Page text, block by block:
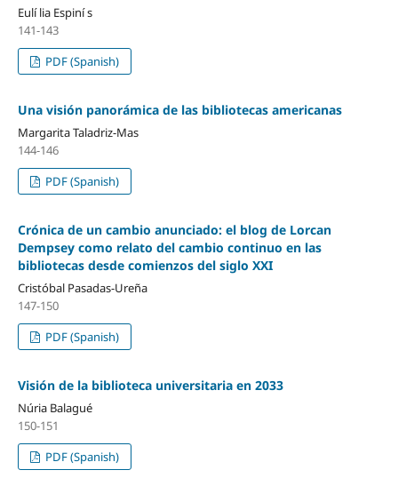
Eulí lia Espiní s
141-143
PDF (Spanish)
Una visión panorámica de las bibliotecas americanas
Margarita Taladriz-Mas
144-146
PDF (Spanish)
Crónica de un cambio anunciado: el blog de Lorcan
Dempsey como relato del cambio continuo en las
bibliotecas desde comienzos del siglo XXI
Cristóbal Pasadas-Ureña
147-150
PDF (Spanish)
Visión de la biblioteca universitaria en 2033
Núria Balagué
150-151
PDF (Spanish)